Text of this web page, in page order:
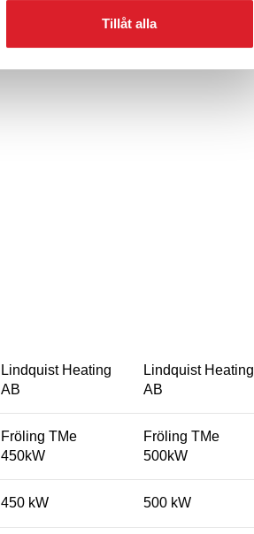
Tillåt alla
Lindquist Heating
AB
Lindquist Heating
AB
Fröling TMe
450kW
Fröling TMe
500kW
450 kW 500 kW